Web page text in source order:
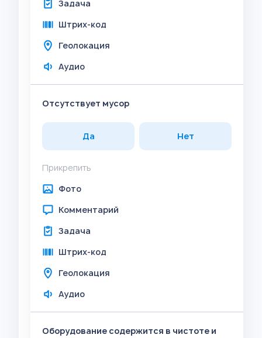
Задача
Штрих-код
Геолокация
Аудио
Отсутствует мусор
Да Нет
Прикрепить
Фото
Комментарий
Задача
Штрих-код
Геолокация
Аудио
Оборудование содержится в чистоте и